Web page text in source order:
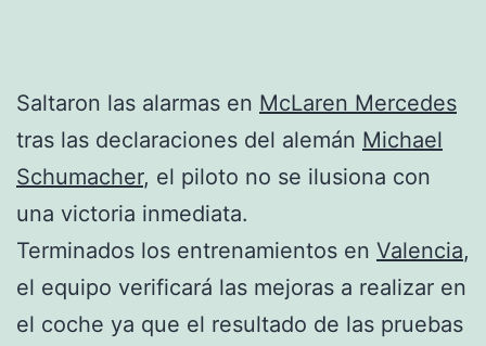
Saltaron las alarmas en McLaren Mercedes
tras las declaraciones del alemán Michael
Schumacher, el piloto no se ilusiona con
una victoria inmediata.
Terminados los entrenamientos en Valencia,
el equipo verificará las mejoras a realizar en
el coche ya que el resultado de las pruebas